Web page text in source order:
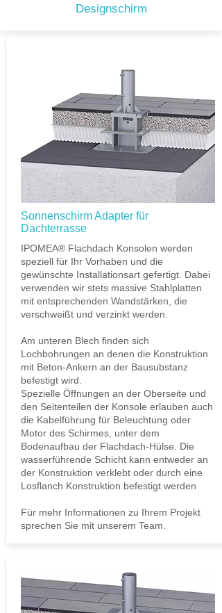
Designschirm
Sonnenschirm Adapter für
Dachterrasse
IPOMEA® Flachdach Konsolen werden
speziell für Ihr Vorhaben und die
gewünschte Installationsart gefertigt. Dabei
verwenden wir stets massive Stahlplatten
mit entsprechenden Wandstärken, die
verschweißt und verzinkt werden.
Am unteren Blech finden sich
Lochbohrungen an denen die Konstruktion
mit Beton-Ankern an der Bausubstanz
befestigt wird.
Spezielle Öffnungen an der Oberseite und
den Seitenteilen der Konsole erlauben auch
die Kabelführung für Beleuchtung oder
Motor des Schirmes, unter dem
Bodenaufbau der Flachdach-Hülse. Die
wasserführende Schicht kann entweder an
der Konstruktion verklebt oder durch eine
Losflanch Konstruktion befestigt werden
Für mehr Informationen zu Ihrem Projekt
sprechen Sie mit unserem Team.